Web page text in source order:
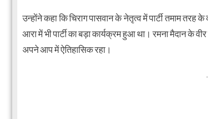
उन्होंने कहा कि चिराग पासवान के नेतृत्व में पार्टी तमाम
आरा में भी पार्टी का बड़ा कार्यक्रम हुआ था। रमना मैदान
अपने आप में ऐतिहासिक रहा।